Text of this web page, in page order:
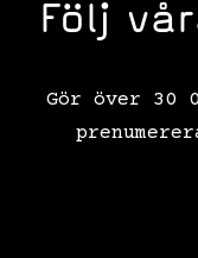
Följ
Gör över 30